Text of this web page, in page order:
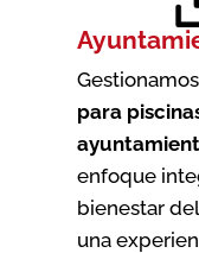
para
enfoque
bienestar
una